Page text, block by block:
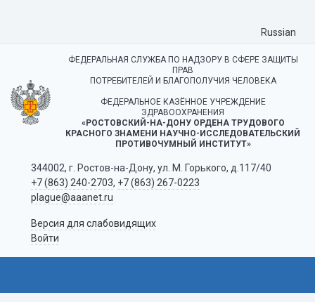
Russian
ФЕДЕРАЛЬНАЯ СЛУЖБА ПО НАДЗОРУ В СФЕРЕ ЗАЩИТЫ
ПРАВ
ПОТРЕБИТЕЛЕЙ И БЛАГОПОЛУЧИЯ ЧЕЛОВЕКА
ФЕДЕРАЛЬНОЕ КАЗЁННОЕ УЧРЕЖДЕНИЕ
ЗДРАВООХРАНЕНИЯ
«РОСТОВСКИЙ-НА-ДОНУ ОРДЕНА ТРУДОВОГО
КРАСНОГО ЗНАМЕНИ НАУЧНО-ИССЛЕДОВАТЕЛЬСКИЙ
ПРОТИВОЧУМНЫЙ ИНСТИТУТ»
344002, г. Ростов-на-Дону, ул. М. Горького, д.117/40
+7 (863) 240-2703, +7 (863) 267-0223
plague@aaanet.ru
Версия для слабовидящих
Войти